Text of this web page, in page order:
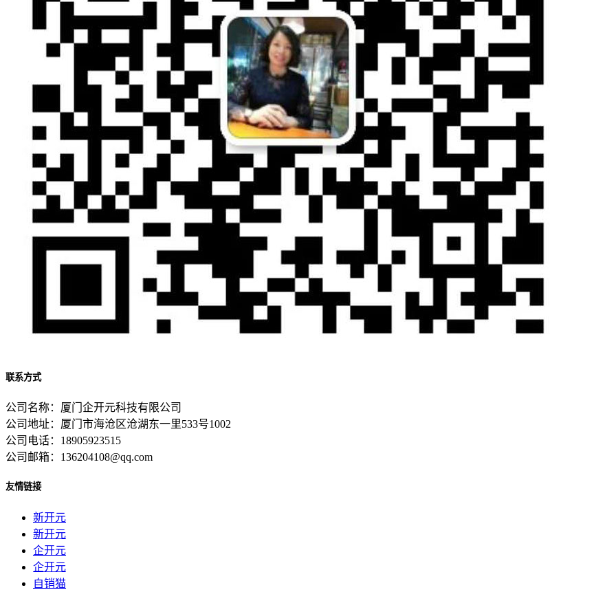
联系方式
公司名称：厦门企开元科技有限公司
公司地址：厦门市海沧区沧湖东一里533号1002
公司电话：18905923515
公司邮箱：136204108@qq.com
友情链接
新开元
新开元
企开元
企开元
自销猫